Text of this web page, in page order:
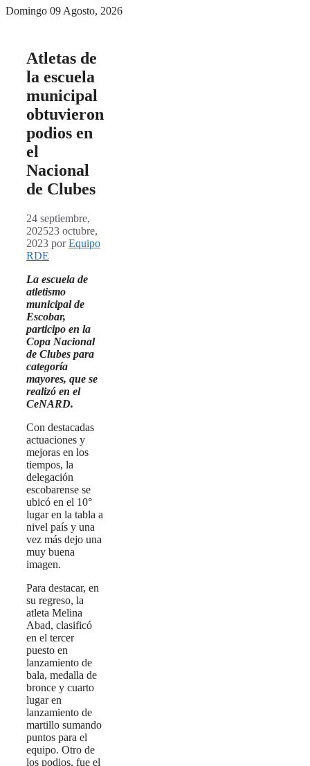
Domingo 09 Agosto, 2026
Atletas de
la escuela
municipal
obtuvieron
podios en
el
Nacional
de Clubes
24 septiembre,
202523 octubre,
2023 porEquipo
RDE
La escuela de
atletismo
municipal de
Escobar,
participo en la
Copa Nacional
de Clubes para
categoría
mayores, que se
realizó en el
CeNARD.
Con destacadas
actuaciones y
mejoras en los
tiempos, la
delegación
escobarense se
ubicó en el 10°
lugar en la tabla a
nivel país y una
vez más dejo una
muy buena
imagen.
Para destacar, en
su regreso, la
atleta Melina
Abad, clasificó
en el tercer
puesto en
lanzamiento de
bala, medalla de
bronce y cuarto
lugar en
lanzamiento de
martillo sumando
puntos para el
equipo. Otro de
los podios, fue el